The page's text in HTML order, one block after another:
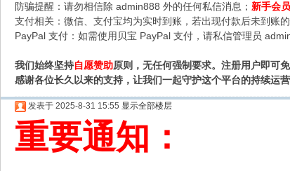
防骗提醒：请勿相信除 admin888 外的任何私信消息； 新手会员
支付相关：微信、支付宝均为实时到账，若出现付款后未到账
PayPal 支付：如需使用贝宝 PayPal 支付，请私信管理员
我们始终坚持自愿赞助原则，无任何强制要求。注册用户即可
感谢各位长久以来的支持，让我们一起守护这个平台的持续运营
发表于 2025-8-31 15:55 显示全部楼层
重要通知：